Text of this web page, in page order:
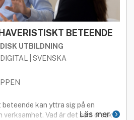
BETEENDE
UTBILDNING
| SVENSKA
kan yttra sig på en
verksamhet. Vad är det som orsakar
Läs mer